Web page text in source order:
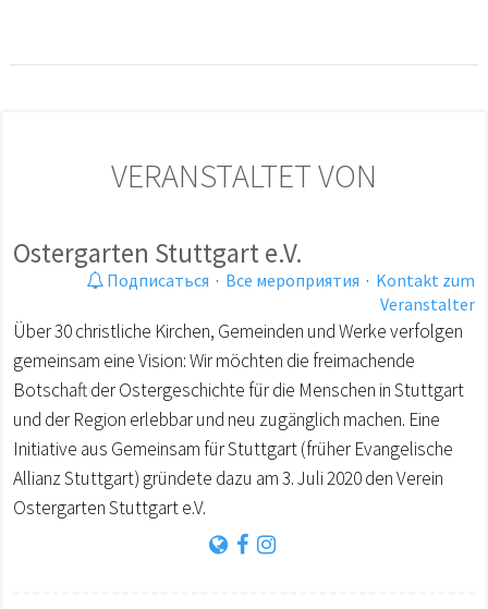
VERANSTALTET VON
Ostergarten Stuttgart e.V.
Подписаться · Все мероприятия · Kontakt zum
Veranstalter
Über 30 christliche Kirchen, Gemeinden und Werke verfolgen
gemeinsam eine Vision: Wir möchten die freimachende
Botschaft der Ostergeschichte für die Menschen in Stuttgart
und der Region erlebbar und neu zugänglich machen. Eine
Initiative aus Gemeinsam für Stuttgart (früher Evangelische
Allianz Stuttgart) gründete dazu am 3. Juli 2020 den Verein
Ostergarten Stuttgart e.V.